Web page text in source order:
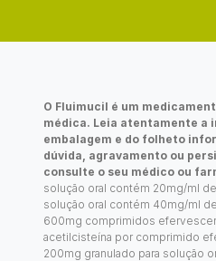
O Fluimucil é um
médica. Leia atentamente a
embalagem e do folheto
dúvida, agravamento ou
consulte o seu médico ou
solução oral contém 20mg/ml
solução oral contém 40mg/ml
600mg comprimidos
acetilcisteína por comprimido
200mg granulado para solução